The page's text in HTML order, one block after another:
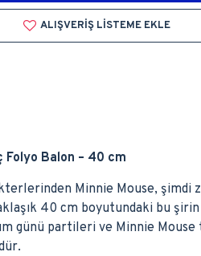
ALIŞVERIŞ LISTEME EKLE
Folyo Balon – 40 cm
Minnie Mouse, şimdi
40 cm boyutundaki bu
günü partileri ve Minnie